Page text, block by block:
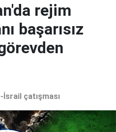
rejim
başarısız
İsrail çatışması